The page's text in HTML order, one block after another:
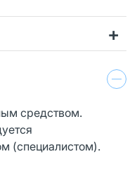
средством.
(специалистом).